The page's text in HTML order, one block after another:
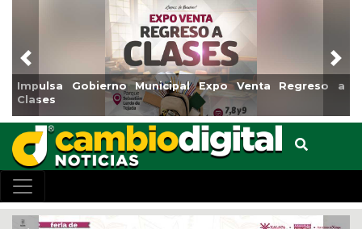
Municipal Expo Venta Regreso a
Reabrirá
Previous